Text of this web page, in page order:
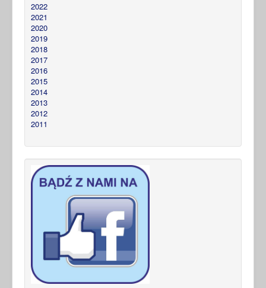
2022
2021
2020
2019
2018
2017
2016
2015
2014
2013
2012
2011